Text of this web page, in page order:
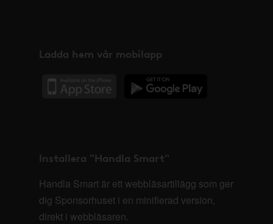
Ladda hem vår mobilapp
Installera "Handla Smart"
Handla Smart är ett webbläsartillägg som ger
dig Sponsorhuset i en minifierad version,
direkt i webbläsaren.